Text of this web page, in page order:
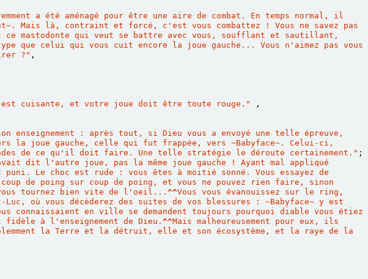
a été aménagé pour être une aire de combat. En temps normal, il
~ . Mais là, contraint et forcé, c'est vous combattez ! Vous ne savez pas
mastodonte qui veut se battre avec vous, soufflant et sautillant,
que celui qui vous cuit encore la joue gauche... Vous n'aimez pas vous
?" ,
cuisante, et votre joue doit être toute rouge."
,
enseignement : après tout, si Dieu vous a envoyé une telle épreuve,
la joue gauche, celle qui fut frappée, vers ~Babyface~ . Celui-ci,
de ce qu'il doit faire. Une telle stratégie le déroute certainement." ;
dit l'autre joue, pas la même joue gauche ! Ayant mal appliqué
Le choc est rude : vous êtes à moitié sonné. Vous essayez de
coup de poing sur coup de poing, et vous ne pouvez rien faire, sinon
vous tournez bien vite de l'oeil... ^^Vous vous évanouissez sur le ring,
où vous décèderez des suites de vos blessures : ~Babyface~ y est
en ville se demandent toujours pourquoi diable vous étiez
à l'enseignement de Dieu. ^^Mais malheureusement pour eux, ils
la Terre et la détruit, elle et son écosystème, et la raye de la